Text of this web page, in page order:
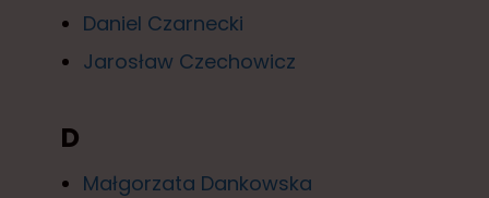
Daniel Czarnecki
Jarosław Czechowicz
D
Małgorzata Dankowska